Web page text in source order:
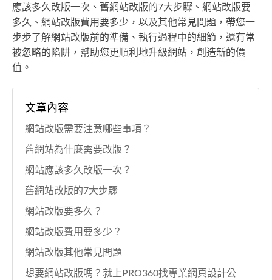
應該多久改版一次、舊網站改版的7大步驟、網站改版要
多久、網站改版費用要多少，以及其他常見問題，帶您一
步步了解網站改版前的準備、執行過程中的細節，還有常
被忽略的陷阱，幫助您更順利地升級網站，創造新的價
值。
文章內容
網站改版需要注意哪些事項？
舊網站為什麼需要改版？
網站應該多久改版一次？
舊網站改版的7大步驟
網站改版要多久？
網站改版費用要多少？
網站改版其他常見問題
想要網站改版嗎？就上PRO360找專業網頁設計公